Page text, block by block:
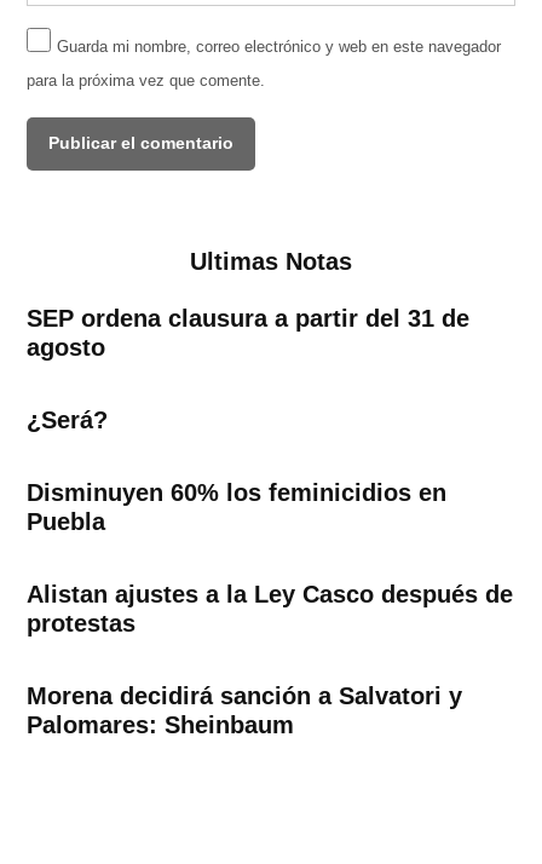
Guarda mi nombre, correo electrónico y web en este navegador
para la próxima vez que comente.
Ultimas Notas
SEP ordena clausura a partir del 31 de
agosto
¿Será?
Disminuyen 60% los feminicidios en
Puebla
Alistan ajustes a la Ley Casco después de
protestas
Morena decidirá sanción a Salvatori y
Palomares: Sheinbaum